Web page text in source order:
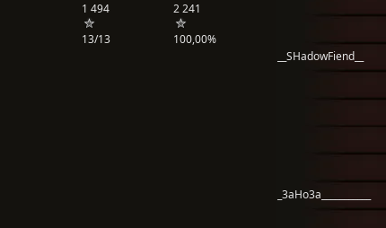
1 494
2 241
13/13 100,00%
__SHadowFiend__
_3aHo3a___________